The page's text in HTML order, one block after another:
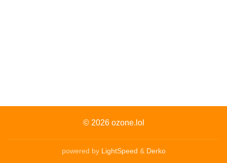
© 2026 ozone.lol
powered by LightSpeed & Derko